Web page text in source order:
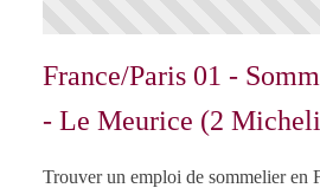
France/Paris 01 -
- Le Meurice (2
Trouver un emploi de sommelier en